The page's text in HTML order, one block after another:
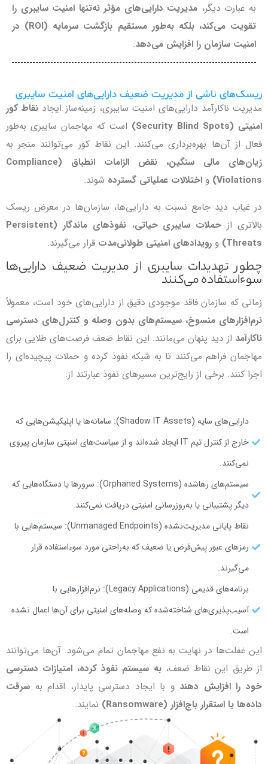
به عبارت دیگر، مدیریت دارایی‌های مؤثر نه‌تنها امنیت سایبری را
تقویت می‌کند، بلکه به‌طور مستقیم بازگشت سرمایه (ROI) در
امنیت سازمان را افزایش می‌دهد.
ریسک‌های ناشی از مدیریت ضعیف دارایی‌های امنیت سایبری
مدیریت ناکارآمد دارایی‌های امنیت سایبری، زمینه‌ساز ایجاد نقاط کور
امنیتی (Security Blind Spots)
است که مهاجمان سایبری به‌طور
فعال از آن‌ها بهره‌برداری می‌کنند. این نقاط کور می‌توانند منجر به
زیان‌های مالی سنگین، نقض الزامات انطباق (Compliance
Violations) و اختلالات عملیاتی گسترده شوند.
در غیاب دید جامع نسبت به دارایی‌ها، سازمان‌ها در معرض ریسک
بالاتری از حملات سایبری حیاتی،
نفوذهای ماندگار (Persistent
Threats) و رویدادهای امنیتی طولانی‌مدت قرار می‌گیرند.
چطور تهدیدات سایبری از مدیریت ضعیف دارایی‌ها
سوءاستفاده می‌کنند
زمانی که سازمان فاقد موجودی دقیق از دارایی‌های خود است، معمولاً
نرم‌افزارهای منسوخ، سیستم‌های بدون وصله و کنترل‌های دسترسی
ناکارآمد از دید پنهان می‌مانند. این نقاط ضعف فرصت‌های طلایی برای
مهاجمان فراهم می‌کنند تا به شبکه نفوذ کرده و حملات پیچیده‌ای را
اجرا کنند. برخی از رایج‌ترین مسیرهای نفوذ عبارتند از:
دارایی‌های سایه (Shadow IT Assets): سامانه‌ها یا اپلیکیشن‌هایی که
خارج از کنترل تیم IT ایجاد شده‌اند و از سیاست‌های امنیتی سازمان پیروی
نمی‌کنند.
سیستم‌های رهاشده (Orphaned Systems): سرورها یا دستگاه‌هایی که
دیگر پشتیبانی یا به‌روزرسانی امنیتی دریافت نمی‌کنند.
نقاط پایانی مدیریت‌نشده (Unmanaged Endpoints): سیستم‌هایی با
رمزهای عبور پیش‌فرض یا ضعیف که به‌راحتی مورد سوءاستفاده قرار
می‌گیرند.
برنامه‌های قدیمی (Legacy Applications): نرم‌افزارهایی با
آسیب‌پذیری‌های شناخته‌شده که وصله‌های امنیتی برای آن‌ها اعمال نشده
است.
این غفلت‌ها در نهایت به نفع مهاجمان تمام می‌شود. آن‌ها می‌توانند
از طریق این نقاط ضعف،به سیستم نفوذ کرده، امتیازات دسترسی
خود را افزایش دهند و با ایجاد دسترسی پایدار، اقدام به سرقت
داده‌ها یا استقرار باج‌افزار (Ransomware)
نمایند.